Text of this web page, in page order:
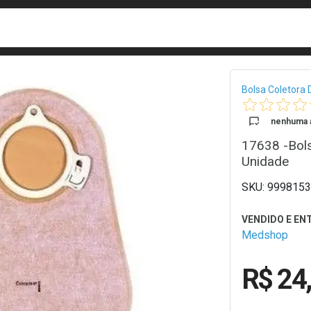
Bolsa Coletora
nenhuma
17638 -
Unidade
Medshop
R$